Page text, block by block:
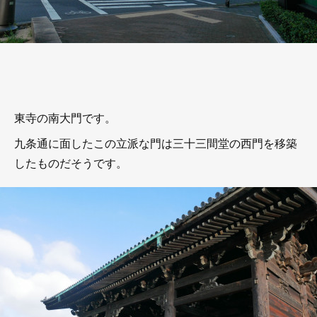
東寺の南大門です。
九条通に面したこの立派な門は三十三間堂の西門を移築
したものだそうです。